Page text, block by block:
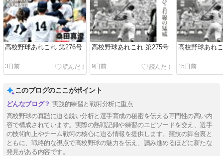
高校野球あれこれ 第276号
3日前
高校野球あれこれ 第275号
9日前
高校野球あれ
15日前
このブログのここがポイント
実践的練習と戦術分析に重点
高校野球の真髄に迫る鋭い分析と選手育成の秘密を伝える専門性の高い内
容で構成されています。実際の熱戦記録や練習のエピソードを交え、選手
の技術向上やチーム戦術の核心に迫る情報を提供します。競技の舞台裏と
ともに、戦略的な視点で高校野球の魅力を伝え、讀み進めるほどに新たな
発見がある内容です。